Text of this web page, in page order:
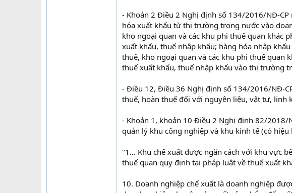
- Khoản 2 Điều 2 Nghị định số 134/2016/NĐ-
hóa xuất khẩu từ thị trường trong nước vào
kho ngoại quan và các khu phi thuế quan khác
xuất khẩu, thuế nhập khẩu; hàng hóa nhập
thuế, kho ngoại quan và các khu phi thuế quan
thuế xuất khẩu, thuế nhập khẩu vào thị trường
- Điều 12, Điều 36 Nghị định số 134/2016/NĐ-
thuế, hoàn thuế đối với nguyên liệu, vật tư, linh
- Khoản 1, khoản 10 Điều 2 Nghị định 82/
quản lý khu công nghiệp và khu kinh tế (có
"1… Khu chế xuất được ngăn cách với khu vực
thuế quan quy định tại pháp luật về thuế xuất
10. Doanh nghiệp chế xuất là doanh nghiệp